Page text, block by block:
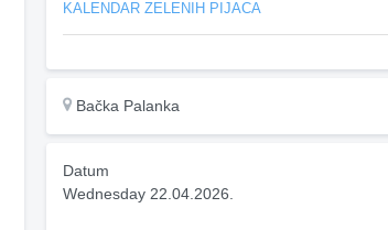
KALENDAR ZELENIH PIJACA
Bačka Palanka
Datum
Wednesday 22.04.2026.